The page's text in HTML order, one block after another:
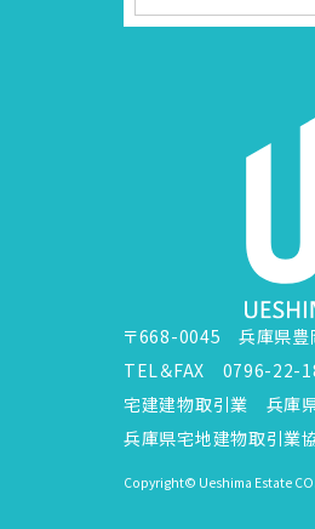
〒668-0045 兵庫県豊
TEL＆FAX 0796-22-
宅建建物取引業 兵庫県
兵庫県宅地建物取引業
Copyright© Ueshima Estate